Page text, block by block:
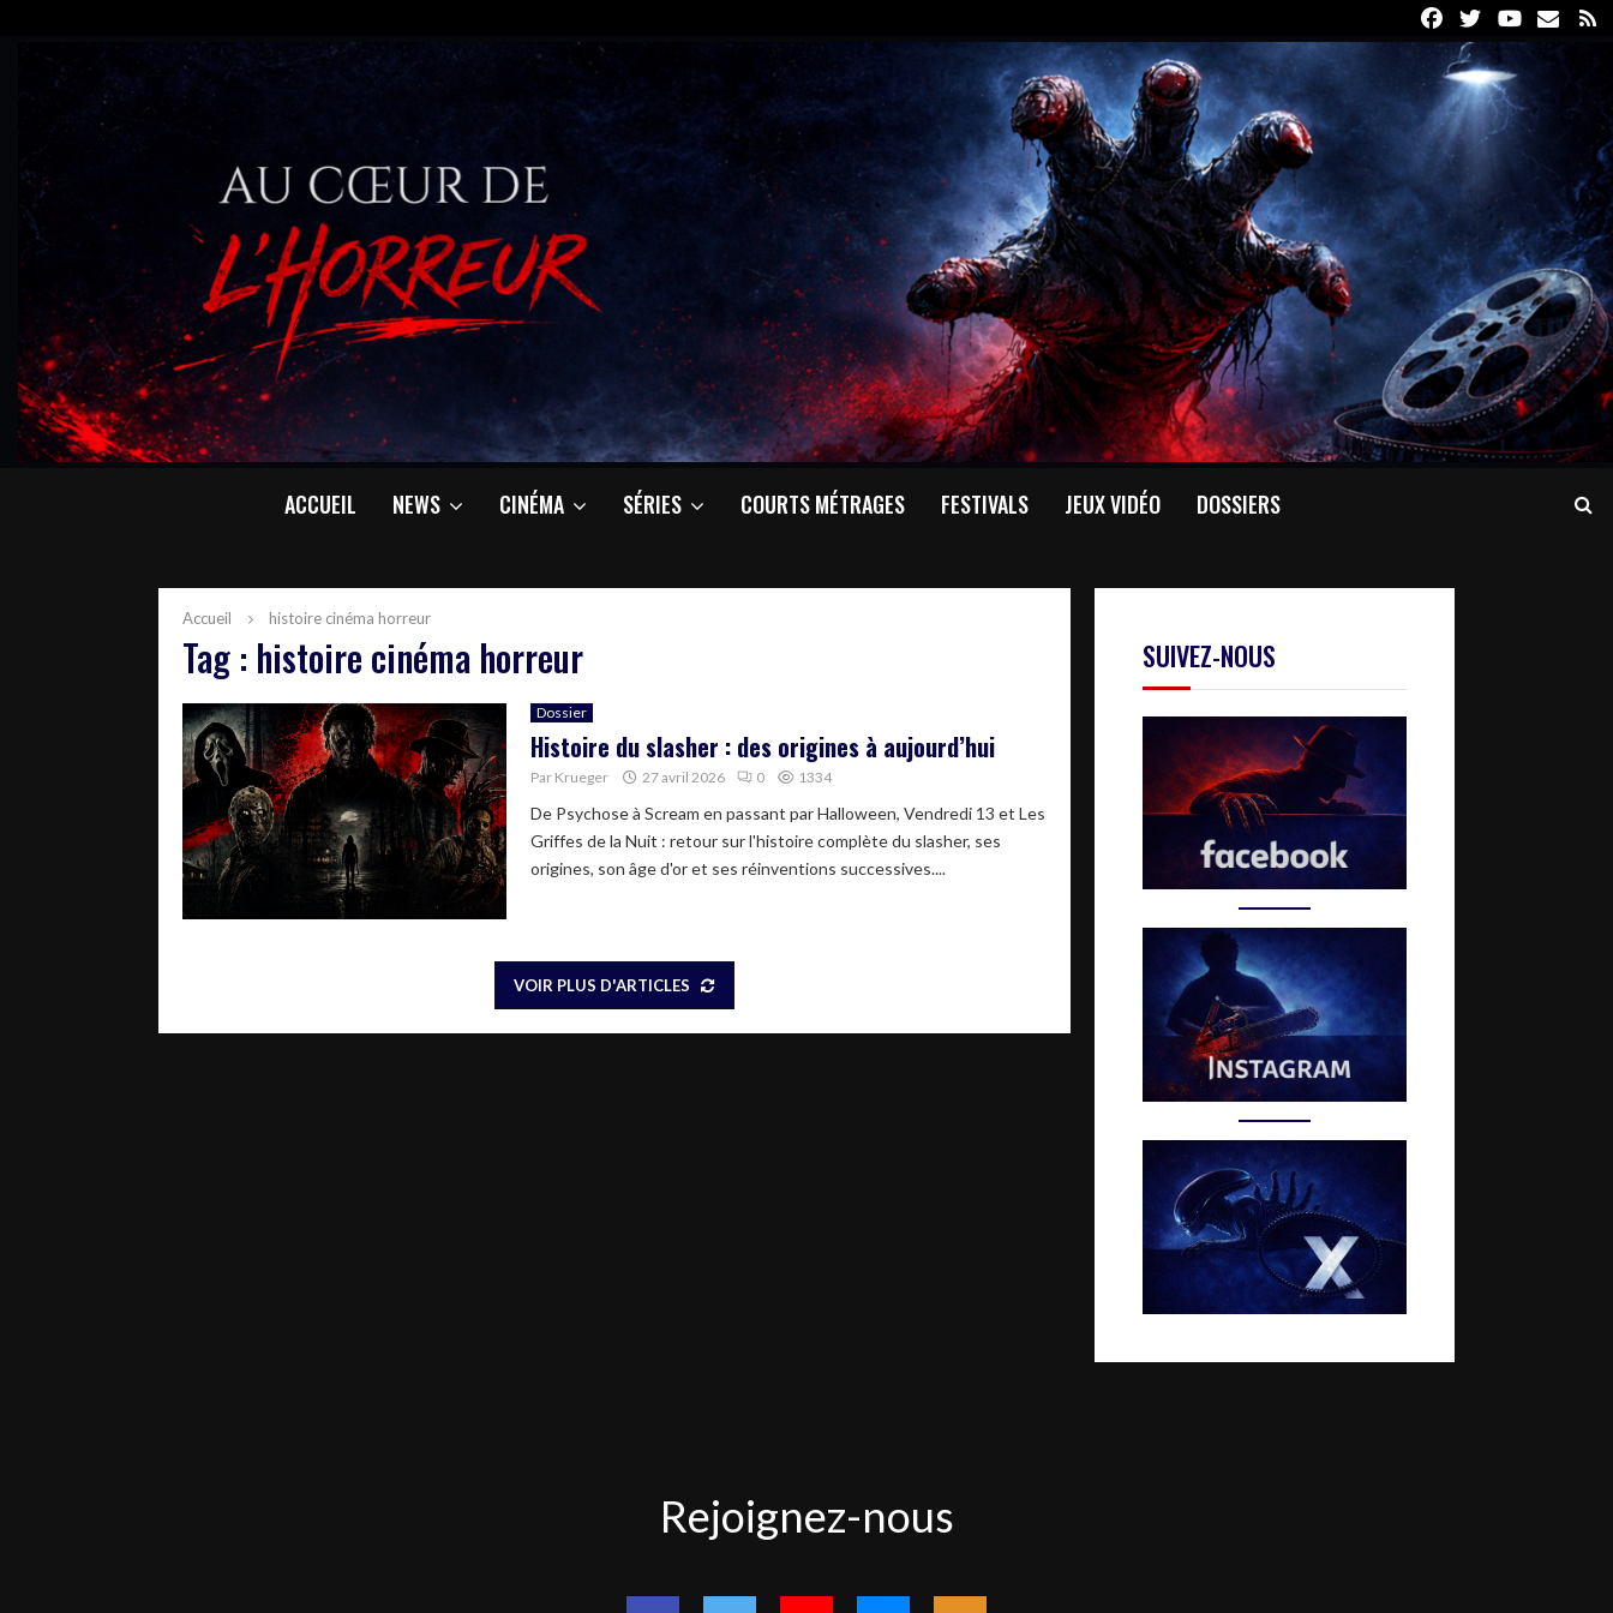
FacebookTwitterYoutube
Email
ACCUEIL NEWS CINÉMA SÉRIES COURTS MÉTRAGES FESTIVALS JEUX VIDÉO DOSSIERS
Accueil histoire cinéma horreur
Tag : histoire cinéma horreur
Dossier
Histoire du slasher : des origines à aujourd’hui
Par Krueger 27 avril 2026 0 1334
De Psychose à Scream en passant par Halloween, Vendredi 13 et Les
Griffes de la Nuit : retour sur l'histoire complète du slasher, ses
origines, son âge d'or et ses réinventions successives....
VOIR PLUS D'ARTICLES
SUIVEZ-NOUS
nous
Rejoignez-nous